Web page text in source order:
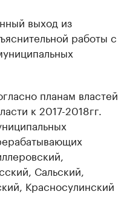
выход из
работы с
планам властей
к 2017-2018гг.
Сальский,
Красносулинский